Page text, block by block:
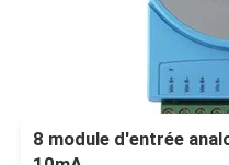
8 module d'entrée